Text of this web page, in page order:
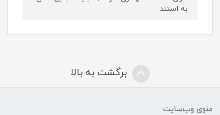
به استند
برگشت به بالا
منوی وب‌سایت